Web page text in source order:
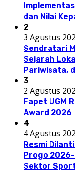
dan Nilai
2
3 Agustus
Sendratari
Sejarah
Pariwisata,
3
2 Agustus
Fapet UGM
Award 2026
4
4 Agustus
Resmi
Progo
Sektor